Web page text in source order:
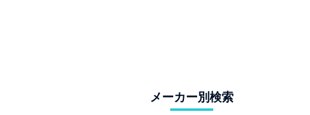
メーカー別検索